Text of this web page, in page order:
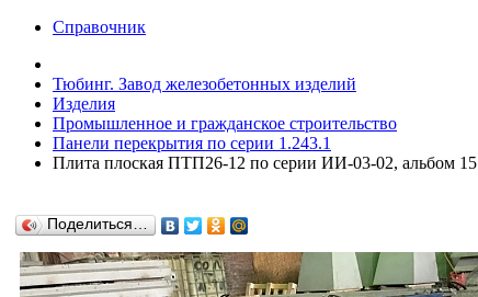
Справочник
Тюбинг. Завод железобетонных изделий
Изделия
Промышленное и гражданское строительство
Панели перекрытия по серии 1.243.1
Плита плоская ПТП26-12 по серии ИИ-03-02, альбом 15
Поделиться…